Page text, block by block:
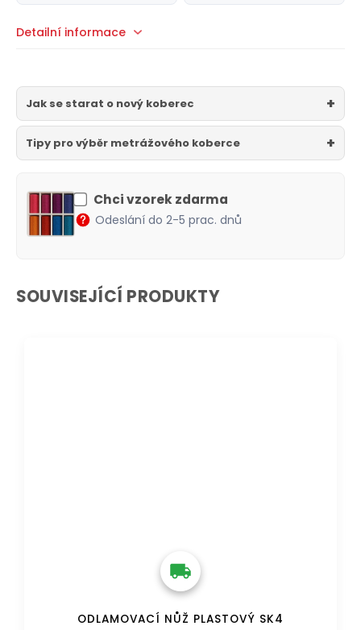
Detailní informace
Jak se starat o nový koberec
Tipy pro výběr metrážového koberce
Chci vzorek zdarma
Odeslání do 2-5 prac. dnů
SOUVISEJÍCÍ PRODUKTY
ODLAMOVACÍ NŮŽ PLASTOVÝ SK4